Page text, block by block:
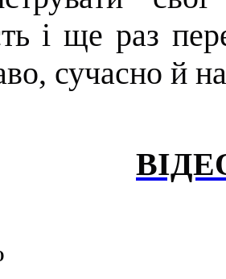
і ще раз
сучасно й